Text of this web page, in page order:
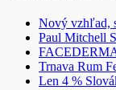
Nový vzhľad,
Paul Mitchell
Trnava Rum
Len 4 %